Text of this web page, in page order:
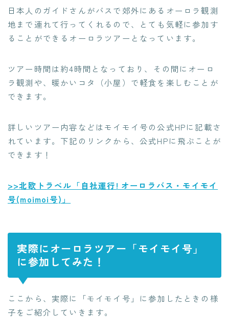
日本人のガイドさんがバスで郊外にあるオーロラ観測
地まで連れて行ってくれるので、とても気軽に参加す
ることができるオーロラツアーとなっています。
ツアー時間は約4時間となっており、その間にオーロ
ラ観測や、暖かいコタ（小屋）で軽食を楽しむことが
できます。
詳しいツアー内容などはモイモイ号の公式HPに記載さ
れています。下記のリンクから、公式HPに飛ぶことが
できます！
>>北欧トラベル「自社運行! オーロラバス・モイモイ
号(moimoi号)」
実際にオーロラツアー「モイモイ号」
に参加してみた！
ここから、実際に「モイモイ号」に参加したときの様
子をご紹介していきます。